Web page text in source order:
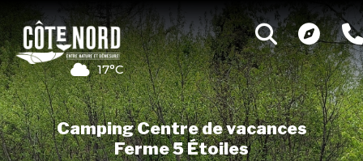
17°C
Camping Centre de vacances
Ferme 5 Étoiles